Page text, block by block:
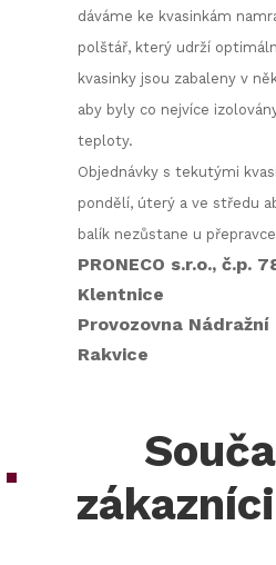
dáváme ke kvasinkám
polštář, který udrží
kvasinky jsou zabaleny v
aby byly co nejvíce
teploty.
Objednávky s tekutými
pondělí, úterý a ve středu
balík nezůstane u
PRONECO s.r.o., č.p.
Klentnice
Provozovna Nádražní
Rakvice